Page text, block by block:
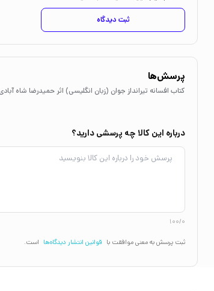
ثبت دیدگاه
پرسش‌ها
کتاب افسانه تیرانداز جوان (زبان انگلیسی) اثر حمیدرضا شاه
درباره این کالا چه پرسشی دارید؟
100/0
ثبت پرسش به معنی موافقت با قوانین انتشار دیدگاه‌ها است.